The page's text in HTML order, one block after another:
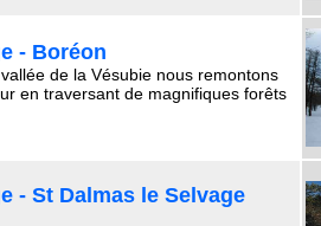
- Boréon
de la Vésubie nous remontons
en traversant de magnifiques forêts
- St Dalmas le Selvage